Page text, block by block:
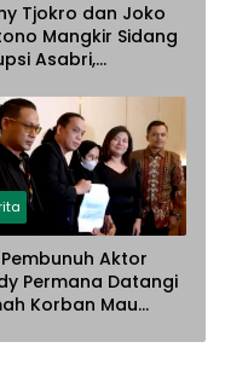
Tjokro dan Joko
Mangkir Sidang
Asabri,
Aktor
Permana Datangi
Korban Mau